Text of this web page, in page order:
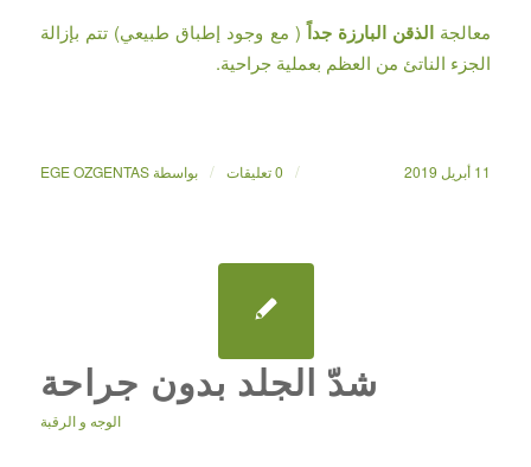
معالجة الذقن البارزة جداً( مع وجود إطباق طبيعي) تتم بإزالة
الجزء الناتئ من العظم بعملية جراحية.
11 أبريل 2019 / 0 تعليقات / بواسطةEGE OZGENTAS
شدّ الجلد بدون جراحة
الوجه و الرقبة